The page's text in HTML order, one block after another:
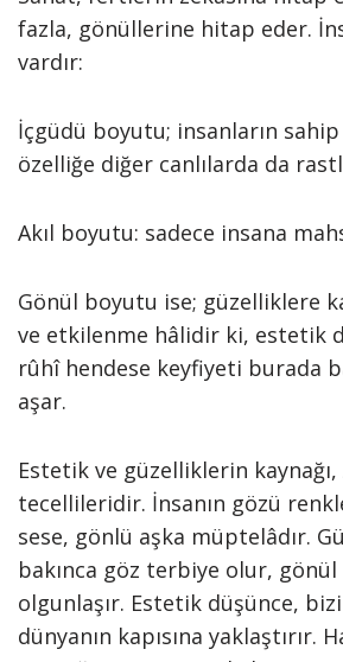
fazla, gönüllerine hitap eder.
vardır:
İçgüdü boyutu; insanların
özelliğe diğer canlılarda da
Akıl boyutu: sadece insana
Gönül boyutu ise; güzelliklere
ve etkilenme hâlidir ki, estetik
rûhî hendese keyfiyeti burada
aşar.
Estetik ve güzelliklerin kaynağı,
tecellileridir. İnsanın gözü
sese, gönlü aşka müptelâdır.
bakınca göz terbiye olur, gönül
olgunlaşır. Estetik düşünce,
dünyanın kapısına yaklaştırır.